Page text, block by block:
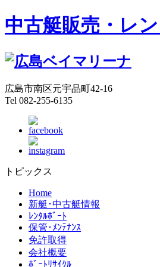
中古艇販売・レ
広島市南区元宇品町42-16
Tel 082-255-6135
トピックス
Home
新艇･中古艇情報
ﾚﾝﾀﾙﾎﾞｰﾄ
保管･ﾒﾝﾃﾅﾝｽ
免許取得
会社概要
ﾎﾞｰﾄﾘｻｲｸﾙ